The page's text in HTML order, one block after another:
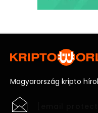
Magyarország kripto